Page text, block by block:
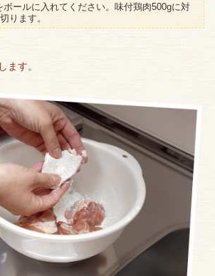
ボールに入れてください。味付鶏肉500gに対
ります。
す。